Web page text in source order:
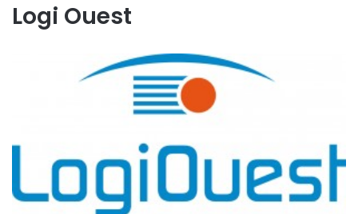
Logi Ouest